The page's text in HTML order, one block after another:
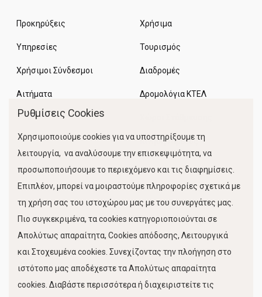
Προκηρύξεις
Υπηρεσίες
Χρήσιμοι Σύνδεσμοι
Αιτήματα
Χρήσιμα
Τουρισμός
Διαδρομές
Δρομολόγια ΚΤΕΛ
Κίνηση Λιμένος
FOLLOW US
Ρυθμίσεις Cookies
Χρησιμοποιούμε cookies για να υποστηρίξουμε τη
λειτουργία, να αναλύσουμε την επισκεψιμότητα, να
προσωποποιήσουμε το περιεχόμενο και τις διαφημίσεις.
Επιπλέον, μπορεί να μοιραστούμε πληροφορίες σχετικά με
τη χρήση σας του ιστοχώρου μας με του συνεργάτες μας.
Πιο συγκεκριμένα, τα cookies κατηγοριοποιούνται σε
Απολύτως απαραίτητα, Cookies απόδοσης, Λειτουργικά
και Στοχευμένα cookies. Συνεχίζοντας την πλοήγηση στο
ιστότοπο μας αποδέχεστε τα Απολύτως απαραίτητα
cookies. Διαβάστε περισσότερα ή διαχειριστείτε τις